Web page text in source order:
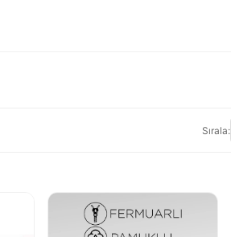
Sırala: